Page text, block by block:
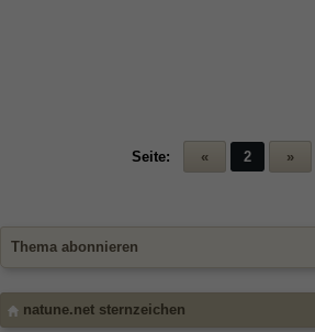
Seite: « 2 »
Thema abonnieren
natune.net sternzeichen